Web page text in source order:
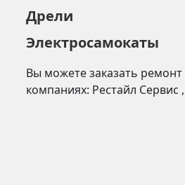
Дрели
Электросамокаты
Вы можете заказать ремонт
компаниях: Рестайл Сервис ,